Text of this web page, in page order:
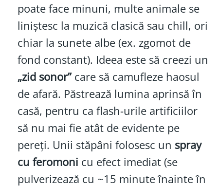
poate face minuni, multe animale se
liniștesc la muzică clasică sau chill, ori
chiar la sunete albe (ex. zgomot de
fond constant). Ideea este să creezi un
„zid sonor”care să camufleze haosul
de afară. Păstrează lumina aprinsă în
casă, pentru ca flash-urile artificiilor
să nu mai fie atât de evidente pe
pereți. Unii stăpâni folosesc un spray
cu feromoni cu efect imediat (se
pulverizează cu ~15 minute înainte în